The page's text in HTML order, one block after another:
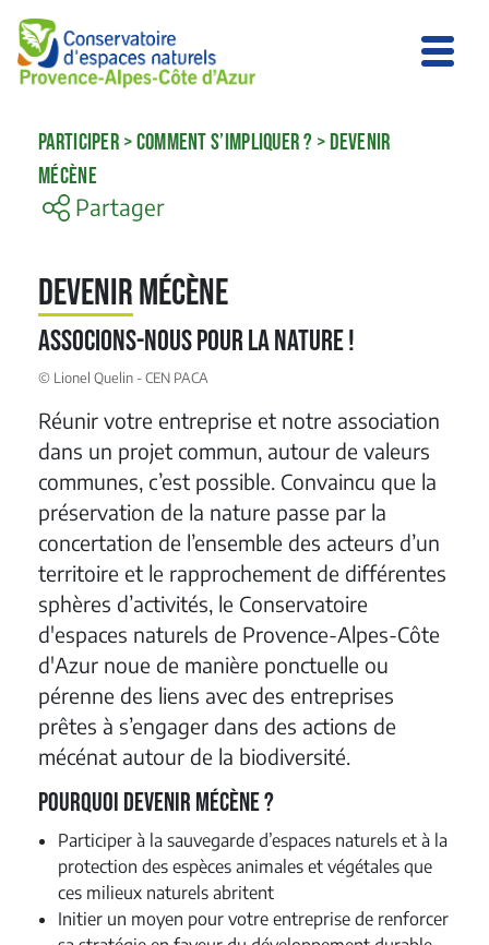
PARTICIPER >COMMENT S’IMPLIQUER ? >DEVENIR
MÉCÈNE
Partager
Devenir mécène
Associons-nous pour la nature !
© Lionel Quelin - CEN PACA
Réunir votre entreprise et notre association
dans un projet commun, autour de valeurs
communes, c’est possible. Convaincu que la
préservation de la nature passe par la
concertation de l’ensemble des acteurs d’un
territoire et le rapprochement de différentes
sphères d’activités, le Conservatoire
d'espaces naturels de Provence-Alpes-Côte
d'Azur noue de manière ponctuelle ou
pérenne des liens avec des entreprises
prêtes à s’engager dans des actions de
mécénat autour de la biodiversité.
Pourquoi devenir mécène ?
Participer à la sauvegarde d’espaces naturels et à la
protection des espèces animales et végétales que
ces milieux naturels abritent
Initier un moyen pour votre entreprise de renforcer